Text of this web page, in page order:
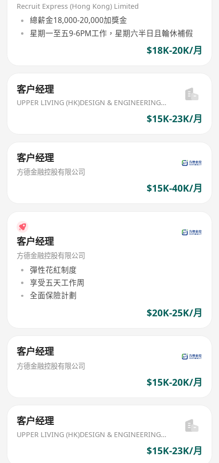
Recruit Express (Hong Kong) Limited
總薪金18,000-20,000加獎金
星期一至五9-6PM工作，星期六半日且輪休補假
$18K-20K/月
客户经理
UPPER LIVING (HK)DESIGN & ENGINEERING LIMITED
$15K-23K/月
客户经理
方德金融控股有限公司
$15K-40K/月
客户经理
方德金融控股有限公司
彈性花紅制度
享受五天工作周
全面保險計劃
$20K-25K/月
客户经理
方德金融控股有限公司
$15K-20K/月
客户经理
UPPER LIVING (HK)DESIGN & ENGINEERING LIMITED
$15K-23K/月